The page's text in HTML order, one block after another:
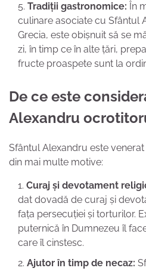
Tradiții gastronomice: În
culinare asociate cu Sfântul
Grecia, este obișnuit să se
zi, în timp ce în alte țări,
fructe proaspete sunt la
De ce este
Alexandru
Sfântul Alexandru este
din mai multe motive:
Curaj și devotament
dat dovadă de curaj și
fața persecuției și torturilor.
puternică în Dumnezeu îl
care îl cinstesc.
Ajutor în timp de necaz: